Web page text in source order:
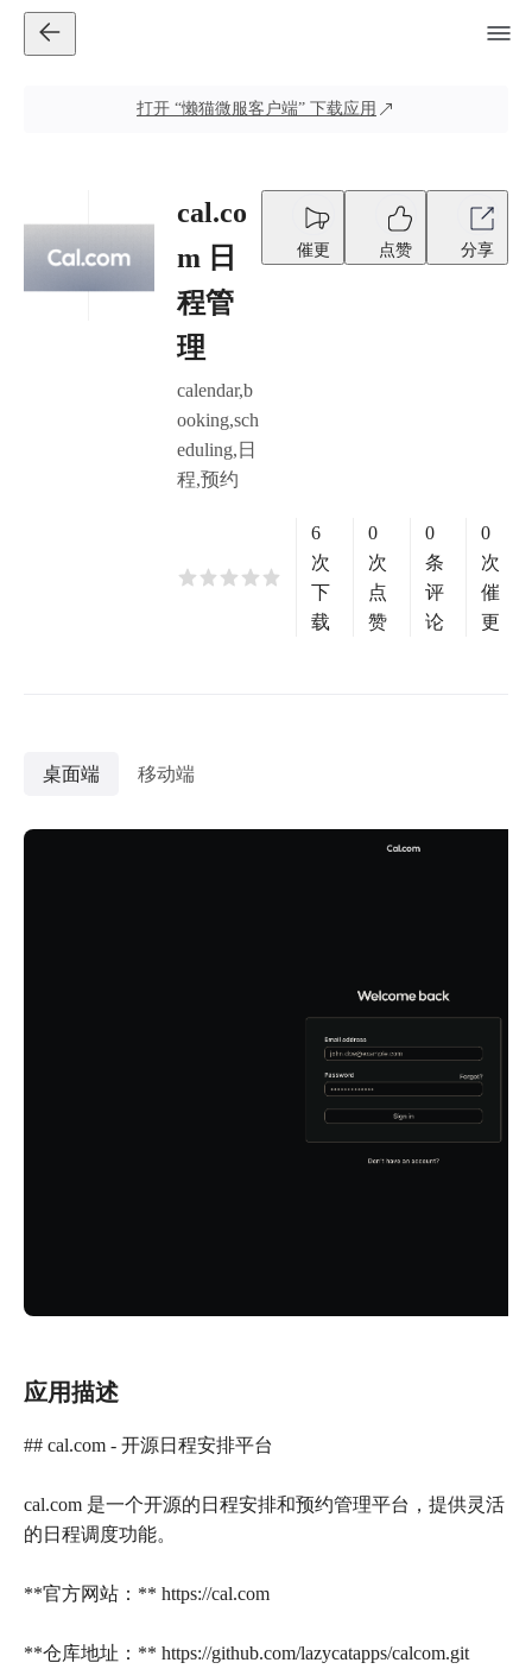
打开 “懒猫微服客户端” 下载应用
cal.co
m 日
程管
理
calendar,b
ooking,sch
eduling,日
程,预约
催更 点赞 分享
6
次
下
载
0
次
点
赞
0
条
评
论
0
次
催
更
桌面端 移动端
应用描述
## cal.com - 开源日程安排平台
cal.com 是一个开源的日程安排和预约管理平台，提供灵活
的日程调度功能。
**官方网站：** https://cal.com
**仓库地址：** https://github.com/lazycatapps/calcom.git